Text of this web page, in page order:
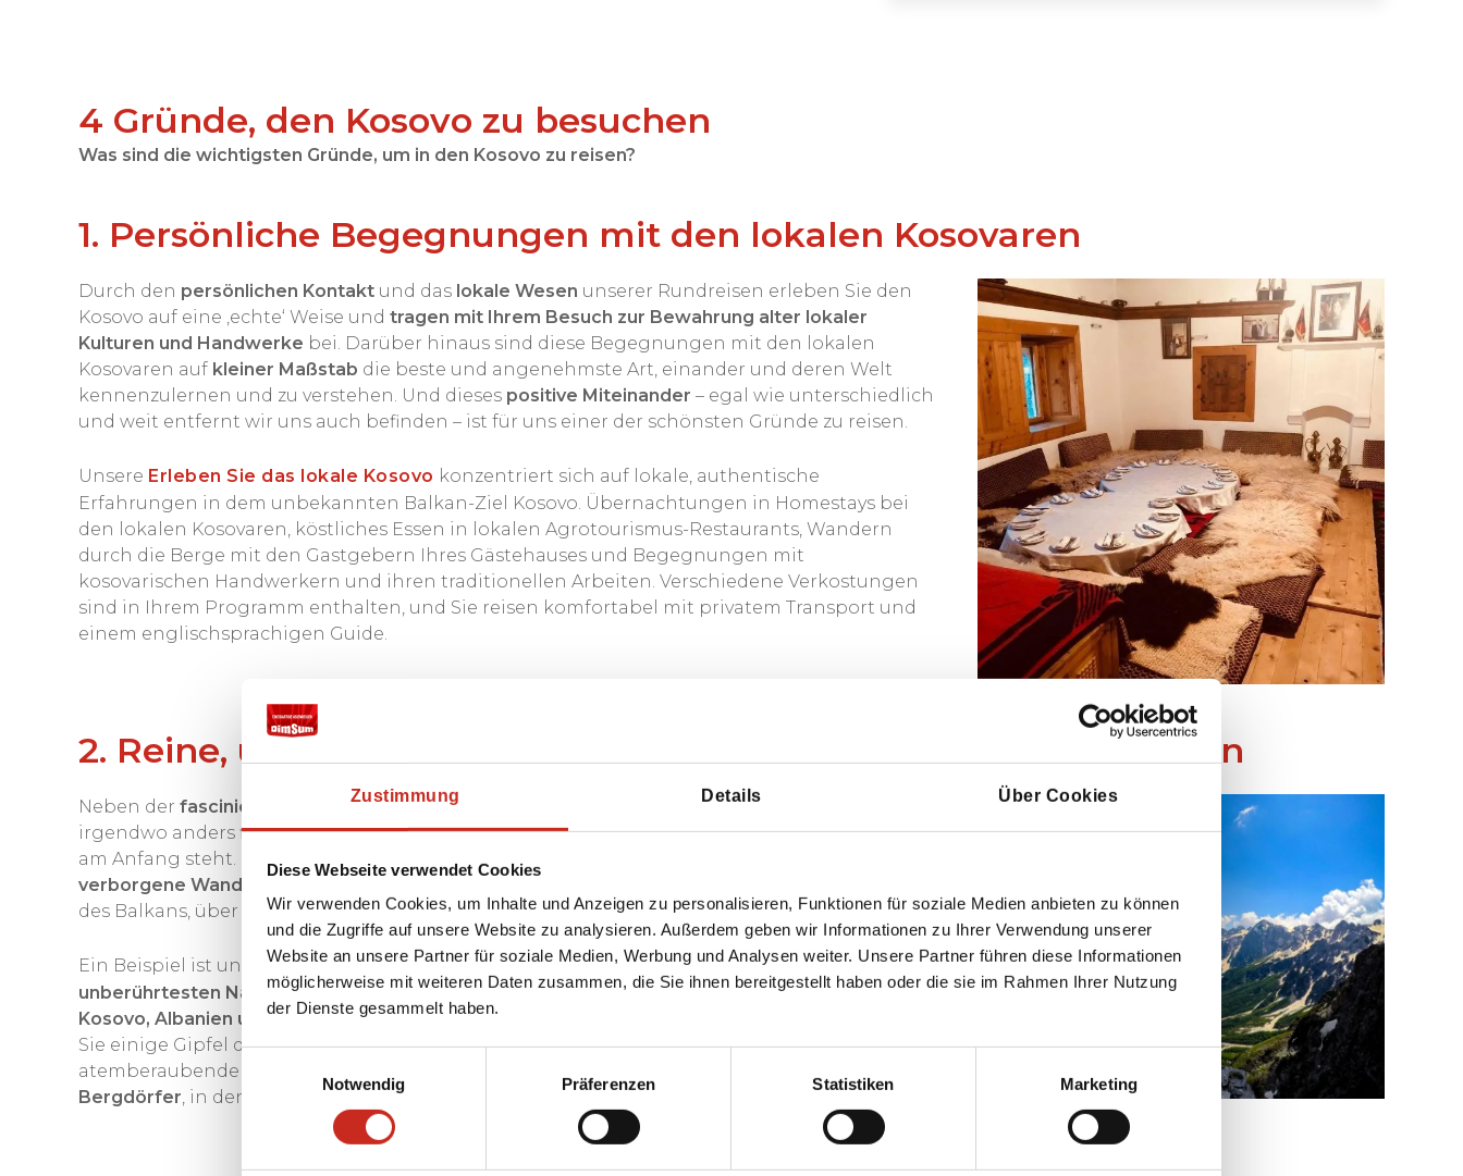
Zustimmung Details Über Cookies
Diese Webseite verwendet Cookies
Wir verwenden Cookies, um Inhalte und Anzeigen zu personalisieren, Funktionen für soziale Medien anbieten zu können
und die Zugriffe auf unsere Website zu analysieren. Außerdem geben wir Informationen zu Ihrer Verwendung unserer
Website an unsere Partner für soziale Medien, Werbung und Analysen weiter. Unsere Partner führen diese Informationen
möglicherweise mit weiteren Daten zusammen, die Sie ihnen bereitgestellt haben oder die sie im Rahmen Ihrer Nutzung
der Dienste gesammelt haben.
Notwendig
Präferenzen Statistiken Marketing
4 Gründe, den Kosovo zu besuchen
Was sind die wichtigsten Gründe, um in den Kosovo zu reisen?
1. Persönliche Begegnungen mit den lokalen Kosovaren
Durch den persönlichen Kontakt und das lokale Wesen unserer Rundreisen erleben Sie den
Kosovo auf eine ‚echte‘ Weise und tragen mit Ihrem Besuch zur Bewahrung alter lokaler
Kulturen und Handwerke bei. Darüber hinaus sind diese Begegnungen mit den lokalen
Kosovaren auf kleiner Maßstab die beste und angenehmste Art, einander und deren Welt
kennenzulernen und zu verstehen. Und dieses positive Miteinander – egal wie unterschiedlich
und weit entfernt wir uns auch befinden – ist für uns einer der schönsten Gründe zu reisen.
Unsere Erleben Sie das lokale Kosovo konzentriert sich auf lokale, authentische
Erfahrungen in dem unbekannten Balkan-Ziel Kosovo. Übernachtungen in Homestays bei
den lokalen Kosovaren, köstliches Essen in lokalen Agrotourismus-Restaurants, Wandern
durch die Berge mit den Gastgebern Ihres Gästehauses und Begegnungen mit
kosovarischen Handwerkern und ihren traditionellen Arbeiten. Verschiedene Verkostungen
sind in Ihrem Programm enthalten, und Sie reisen komfortabel mit privatem Transport und
einem englischsprachigen Guide.
2. Reine, unberührte Natur und unzählige Wandermöglichkeiten
Neben der fascinierenden Kulturgeschichte
hat das Land etwas zu bieten, das Sie kaum noch
irgendwo anders finden:reine, unberührte Naturräume, in denen der Tourismus noch ganz
am Anfang steht. Der Wandermuffel
kann hier wirklich sein oder ihr Herz ausschütten:
verborgene Wanderwege in den Bergen
des Balkans, über
idyllische Täler und Bergseen.
Ein Beispiel ist unsereBalkan-Gipfel-Wanderreise:Diese Route führt Sie zu einem der
unberührtesten Naturgebietedes Balkans, hoch in den Bergen rund um dieGrenzregion von
Kosovo, Albanien und Montenegro. Zusammen mit einem erfahrenen Bergführer bezwingen
Sie einige Gipfel des Balkans und unternehmen ausgedehnte Wanderungen durch
atemberaubende Landschaften wie
Bergdörfer, in denen Sie sich in der Zeit zurückversetzt fühlen.